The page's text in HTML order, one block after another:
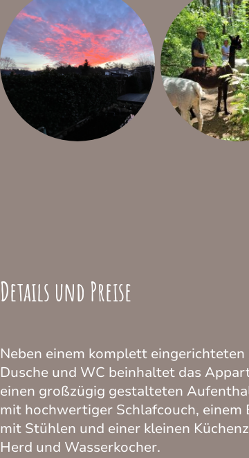
Details und Preise
Neben einem komplett
Dusche und WC beinhaltet das
einen großzügig gestalteten
mit hochwertiger Schlafcouch, einem
mit Stühlen und einer kleinen
Herd und Wasserkocher.